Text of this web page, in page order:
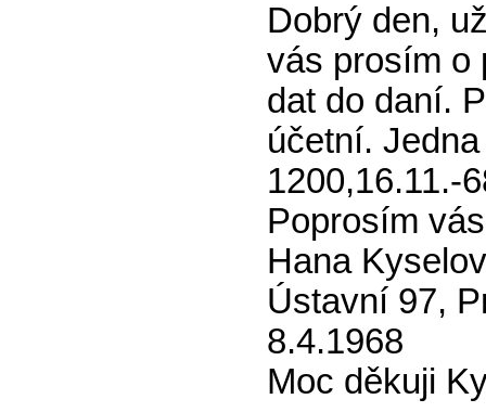
Dobrý den,
vás prosím o
dat do daní.
účetní.
1200,16.11.-
Poprosím
Hana
Ústavní 97,
8.4.1968
Moc děkuji